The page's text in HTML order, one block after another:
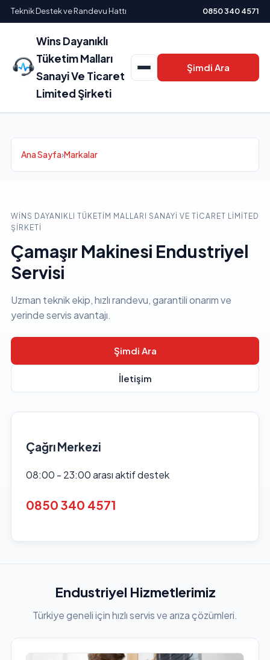
Teknik Destek ve Randevu Hattı 0850 340 4571
Wins Dayanıklı
Tüketim Malları
Sanayi Ve Ticaret
Limited Şirketi
Şimdi Ara
Ana Sayfa›Markalar
WINS DAYANIKLI TÜKETIM MALLARI SANAYI VE TICARET LIMITED
ŞIRKETI
Çamaşır Makinesi Endustriyel
Servisi
Uzman teknik ekip, hızlı randevu, garantili onarım ve
yerinde servis avantajı.
Şimdi Ara
İletişim
Çağrı Merkezi
08:00 - 23:00 arası aktif destek
0850 340 4571
Endustriyel Hizmetlerimiz
Türkiye geneli için hızlı servis ve arıza çözümleri.